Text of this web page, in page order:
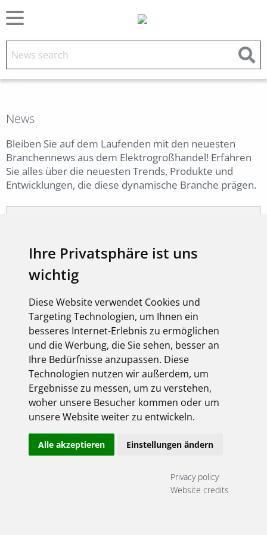
Ihre Privatsphäre ist uns
wichtig
Diese Website verwendet Cookies und
Targeting Technologien, um Ihnen ein
besseres Internet-Erlebnis zu ermöglichen
und die Werbung, die Sie sehen, besser an
Ihre Bedürfnisse anzupassen. Diese
Technologien nutzen wir außerdem, um
Ergebnisse zu messen, um zu verstehen,
woher unsere Besucher kommen oder um
unsere Website weiter zu entwickeln.
Alle akzeptieren Einstellungen ändern
Privacy policy
Website credits
News
Bleiben Sie auf dem Laufenden mit den neuesten
Branchennews aus dem Elektrogroßhandel! Erfahren
Sie alles über die neuesten Trends, Produkte und
Entwicklungen, die diese dynamische Branche prägen.
ADARA: Designstarke
Pendelleuchte für moderne
Arbeitswelten
Pendelleuchte für Büro-, Besprechungs- und
Objektbereiche. Die Leuchte kombiniert
blendarmes Licht mit verschiedenen
Möglichkeiten für die Lichtplanung und eignet...
More
3 Aug 2026
Stecken statt spleißen:
Glasfaserstrecken schneller
Vorkonfektionierte U-DQ-Trunkkabel und